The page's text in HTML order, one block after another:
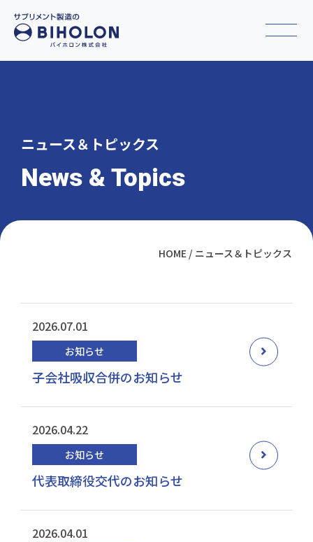
ニュース＆トピックス
News & Topics
HOME ニュース＆トピックス
2026.07.01
お知らせ
子会社吸収合併のお知らせ
2026.04.22
お知らせ
代表取締役交代のお知らせ
2026.04.01